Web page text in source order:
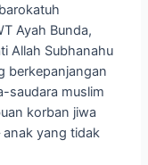
Ayah Bunda,
Allah Subhanahu
berkepanjangan
saudara muslim
korban jiwa
anak yang tidak